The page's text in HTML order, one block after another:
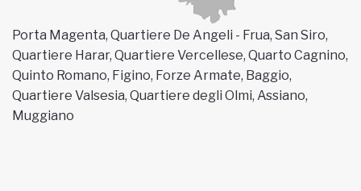
www.viveremilano.info
Fondato e diretto da Enzo De
Bernardis
Porta Magenta, Quartiere De Angeli - Frua, San Siro,
Quartiere Harar, Quartiere Vercellese, Quarto Cagnino,
Quinto Romano, Figino, Forze Armate, Baggio,
Quartiere Valsesia, Quartiere degli Olmi, Assiano,
Muggiano